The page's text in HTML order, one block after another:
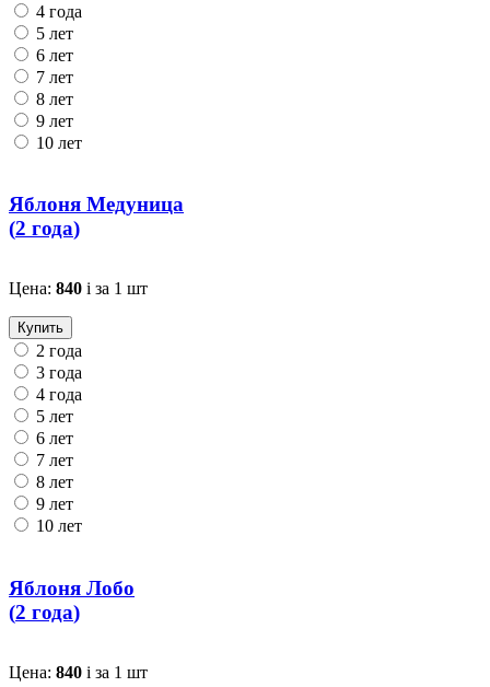
4 года
5 лет
6 лет
7 лет
8 лет
9 лет
10 лет
Яблоня Медуница
(2 года)
Цена: 840 i за 1 шт
Купить
2 года
3 года
4 года
5 лет
6 лет
7 лет
8 лет
9 лет
10 лет
Яблоня Лобо
(2 года)
Цена: 840 i за 1 шт